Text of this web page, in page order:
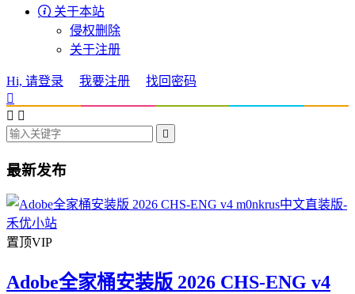
 关于本站
侵权删除
关于注册
Hi, 请登录 我要注册
找回密码

 

最新发布
置顶VIP
Adobe全家桶安装版 2026 CHS-ENG v4